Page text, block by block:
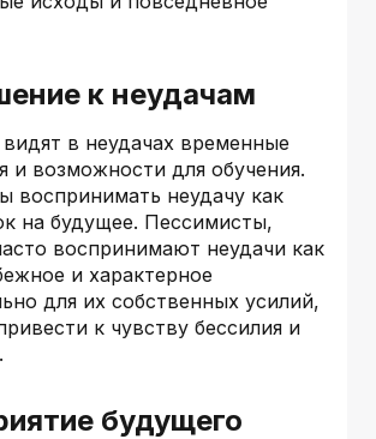
к неудачам
в неудачах временные
и возможности для обучения.
воспринимать неудачу как
на будущее. Пессимисты,
воспринимают неудачи как
и характерное
для их собственных усилий,
к чувству бессилия и
будущего